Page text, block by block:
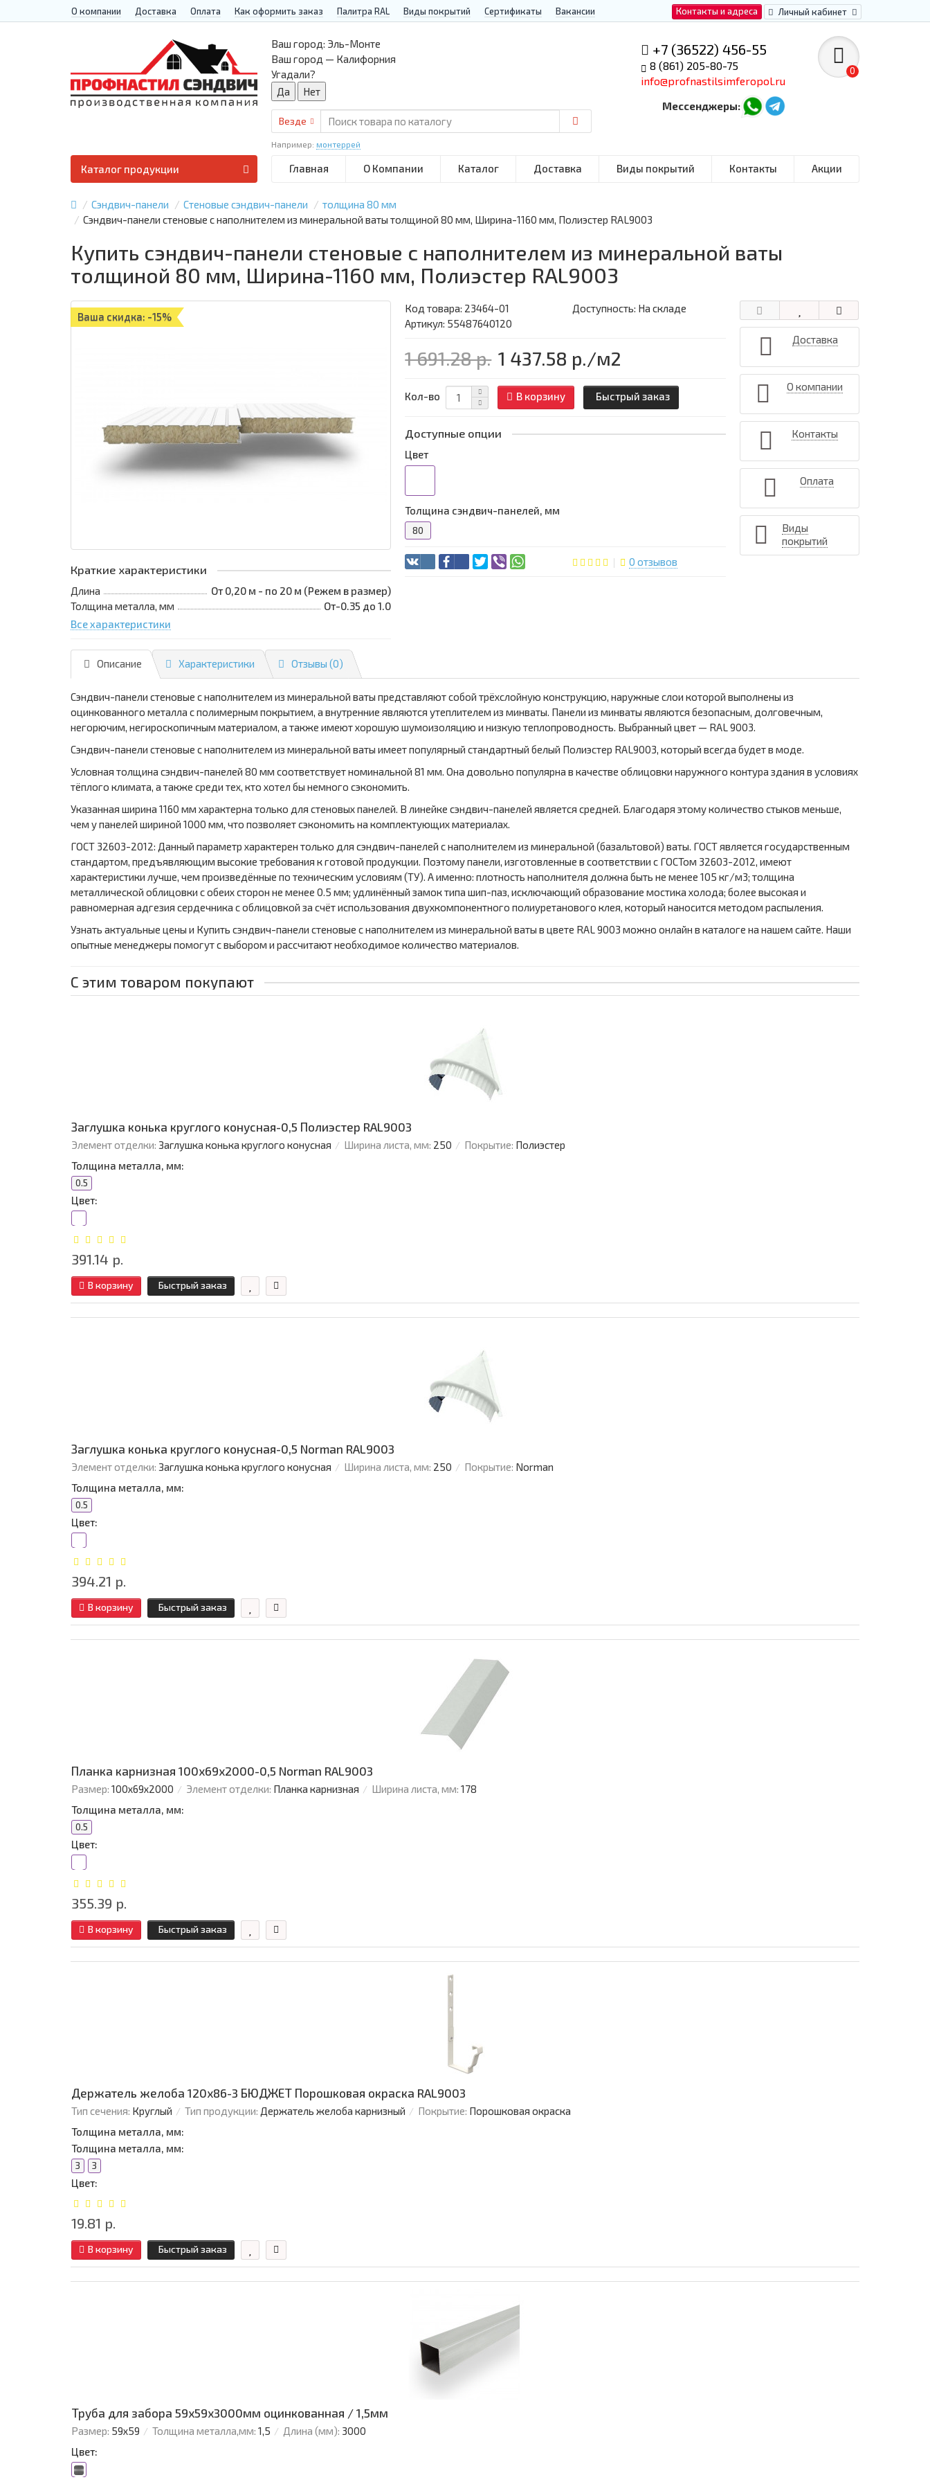
Контакты и адреса Личный кабинет
О компании Доставка Оплата Как оформить заказ Палитра RAL Виды покрытий Сертификаты Вакансии
+7 (36522) 456-55
8 (861) 205-80-75
info@profnastilsimferopol.ru
Мессенджеры:
0
Ваш город: Эль-Монте
Ваш город — Калифорния
Угадали?
Везде
Например: монтеррей
Главная О Компании Каталог Доставка Виды покрытий Контакты Акции
Каталог продукции
Сэндвич-панели Стеновые сэндвич-панели
толщина 80 мм
Сэндвич-панели стеновые с наполнителем из минеральной ваты толщиной 80 мм, Ширина-1160 мм, Полиэстер RAL9003
Купить сэндвич-панели стеновые с наполнителем из минеральной ваты
толщиной 80 мм, Ширина-1160 мм, Полиэстер RAL9003
Ваша скидка: -15%
Краткие характеристики
Длина
От 0,20 м - по 20 м (Режем в размер)
Толщина металла, мм
От-0.35 до 1.0
Все характеристики
Код товара: 23464-01
Доступность: На складе
Артикул: 55487640120
1 691.28 р. 1 437.58 р./м2
Кол-во В корзину Быстрый заказ
Доступные опции
Цвет
Толщина сэндвич-панелей, мм
80
0 отзывов
Доставка
О компании
Контакты
Оплата
Виды
покрытий
Описание Характеристики Отзывы (0)
Сэндвич-панели стеновые с наполнителем из минеральной ваты представляют собой трёхслойную конструкцию, наружные слои которой выполнены из
оцинкованного металла с полимерным покрытием, а внутренние являются утеплителем из минваты. Панели из минваты являются безопасным, долговечным,
негорючим, негироскопичным материалом, а также имеют хорошую шумоизоляцию и низкую теплопроводность. Выбранный цвет — RAL 9003.
Сэндвич-панели стеновые с наполнителем из минеральной ваты имеет популярный стандартный белый Полиэстер RAL9003, который всегда будет в моде.
Условная толщина сэндвич-панелей 80 мм соответствует номинальной 81 мм. Она довольно популярна в качестве облицовки наружного контура здания в условиях
тёплого климата, а также среди тех, кто хотел бы немного сэкономить.
Указанная ширина 1160 мм характерна только для стеновых панелей. В линейке сэндвич-панелей является средней. Благодаря этому количество стыков меньше,
чем у панелей шириной 1000 мм, что позволяет сэкономить на комплектующих материалах.
ГОСТ 32603-2012: Данный параметр характерен только для сэндвич-панелей с наполнителем из минеральной (базальтовой) ваты. ГОСТ является государственным
стандартом, предъявляющим высокие требования к готовой продукции. Поэтому панели, изготовленные в соответствии с ГОСТом 32603-2012, имеют
характеристики лучше, чем произведённые по техническим условиям (ТУ). А именно: плотность наполнителя должна быть не менее 105 кг/м3; толщина
металлической облицовки с обеих сторон не менее 0.5 мм; удлинённый замок типа шип-паз, исключающий образование мостика холода; более высокая и
равномерная адгезия сердечника с облицовкой за счёт использования двухкомпонентного полиуретанового клея, который наносится методом распыления.
Узнать актуальные цены и Купить сэндвич-панели стеновые с наполнителем из минеральной ваты в цвете RAL 9003 можно онлайн в каталоге на нашем сайте. Наши
опытные менеджеры помогут с выбором и рассчитают необходимое количество материалов.
С этим товаром покупают
Заглушка конька круглого конусная-0,5 Полиэстер RAL9003
Элемент отделки: Заглушка конька круглого конусная Ширина листа, мм: 250 Покрытие: Полиэстер
Толщина металла, мм:
0.5
Цвет:
391.14 р.
В корзину Быстрый заказ
Заглушка конька круглого конусная-0,5 Norman RAL9003
Элемент отделки: Заглушка конька круглого конусная Ширина листа, мм: 250 Покрытие: Norman
Толщина металла, мм:
0.5
Цвет:
394.21 р.
В корзину Быстрый заказ
Планка карнизная 100х69х2000-0,5 Norman RAL9003
Размер: 100х69х2000 Элемент отделки: Планка карнизная Ширина листа, мм: 178
Толщина металла, мм:
0.5
Цвет:
355.39 р.
В корзину Быстрый заказ
Держатель желоба 120х86-3 БЮДЖЕТ Порошковая окраска RAL9003
Тип сечения: Круглый Тип продукции: Держатель желоба карнизный Покрытие: Порошковая окраска
Толщина металла, мм:
Толщина металла, мм:
3 3
Цвет:
19.81 р.
В корзину Быстрый заказ
Труба для забора 59х59x3000мм оцинкованная / 1,5мм
Размер: 59х59 Толщина металла,мм: 1,5 Длина (мм): 3000
Цвет: